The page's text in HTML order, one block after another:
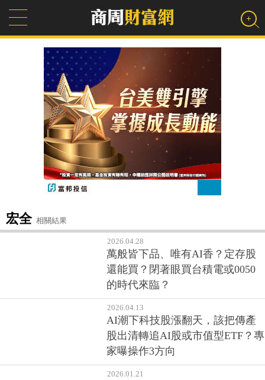
宏全 相關結果
2026.04.28
萬般皆下品、唯有AI香？定存股
還能買？閉著眼買台積電或0050
的時代來臨？
2026.04.13
AI潮下科技股漲翻天，該把傳產
股出清轉追AI股或市值型ETF？專
家曝操作3方向
2026.01.21